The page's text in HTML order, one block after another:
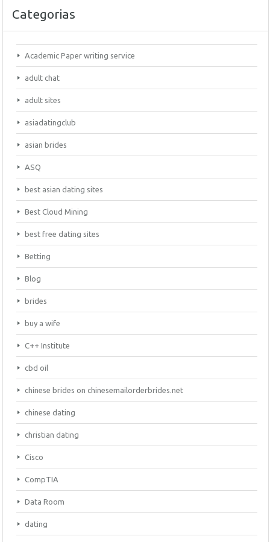
Categorias
Academic Paper writing service
adult chat
adult sites
asiadatingclub
asian brides
ASQ
best asian dating sites
Best Cloud Mining
best free dating sites
Betting
Blog
brides
buy a wife
C++ Institute
cbd oil
chinese brides on chinesemailorderbrides.net
chinese dating
christian dating
Cisco
CompTIA
Data Room
dating